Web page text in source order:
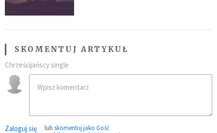
SKOMENTUJ ARTYKUŁ
Chrześcijańscy single
Zaloguj się lub skomentuj jako Gość